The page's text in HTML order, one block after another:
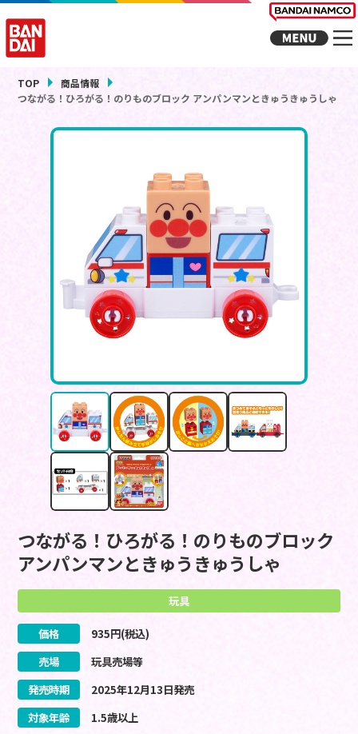
TOP
商品情報
つながる！ひろがる！のりものブロック アンパンマンときゅうきゅうしゃ
つながる！ひろがる！のりものブロック
アンパンマンときゅうきゅうしゃ
玩具
価格 935円(税込)
売場
玩具売場等
発売時期
2025年12月13日発売
対象年齢
1.5歳以上